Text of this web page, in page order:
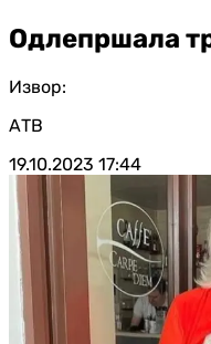
Одлепршала
Извор:
АТВ
19.10.2023 17:44